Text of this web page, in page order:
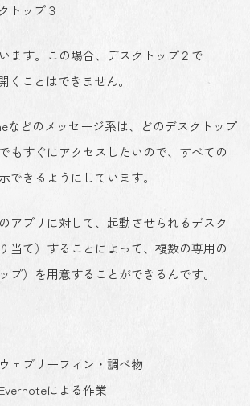
トップ３
ます。この場合、デスクトップ２で
くことはできません。
などのメッセージ系は、どのデスクトップ
もすぐにアクセスしたいので、すべての
できるようにしています。
アプリに対して、起動させられるデスク
当て）することによって、複数の専用の
プ）を用意することができるんです。
ェブサーフィン・調べ物
による作業